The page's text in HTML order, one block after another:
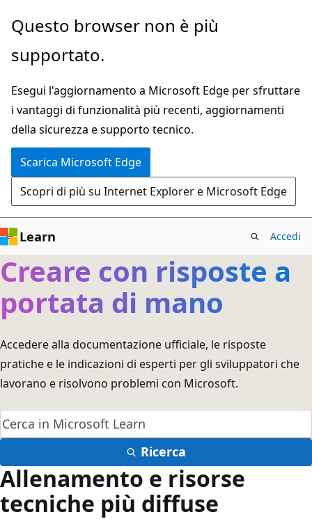
Ignora
passa
contenuto
principale
Questo browser non è più
supportato.
Esegui l'aggiornamento a Microsoft Edge per sfruttare
i vantaggi di funzionalità più recenti, aggiornamenti
della sicurezza e supporto tecnico.
Scarica Microsoft Edge
Scopri di più su Internet Explorer e Microsoft Edge
Learn Accedi
Creare con risposte a
portata di mano
Accedere alla documentazione ufficiale, le risposte
pratiche e le indicazioni di esperti per gli sviluppatori che
lavorano e risolvono problemi con Microsoft.
Ricerca
Allenamento e risorse
tecniche più diffuse